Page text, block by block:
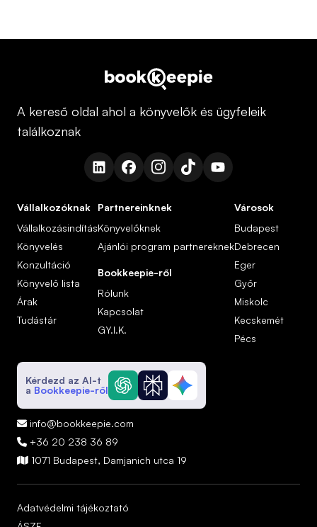
A kereső oldal ahol a könyvelők és ügyfeleik
találkoznak
Vállalkozóknak
Vállalkozásindítás
Könyvelés
Konzultáció
Könyvelő lista
Árak
Tudástár
Partnereinknek
Könyvelőknek
Ajánlói program partnereknek
Bookkeepie-ről
Rólunk
Kapcsolat
GY.I.K.
Városok
Budapest
Debrecen
Eger
Győr
Miskolc
Kecskemét
Pécs
Kérdezd az AI-t
a Bookkeepie-ről
 info@bookkeepie.com
 +36 20 238 36 89
 1071 Budapest, Damjanich utca 19
Adatvédelmi tájékoztató